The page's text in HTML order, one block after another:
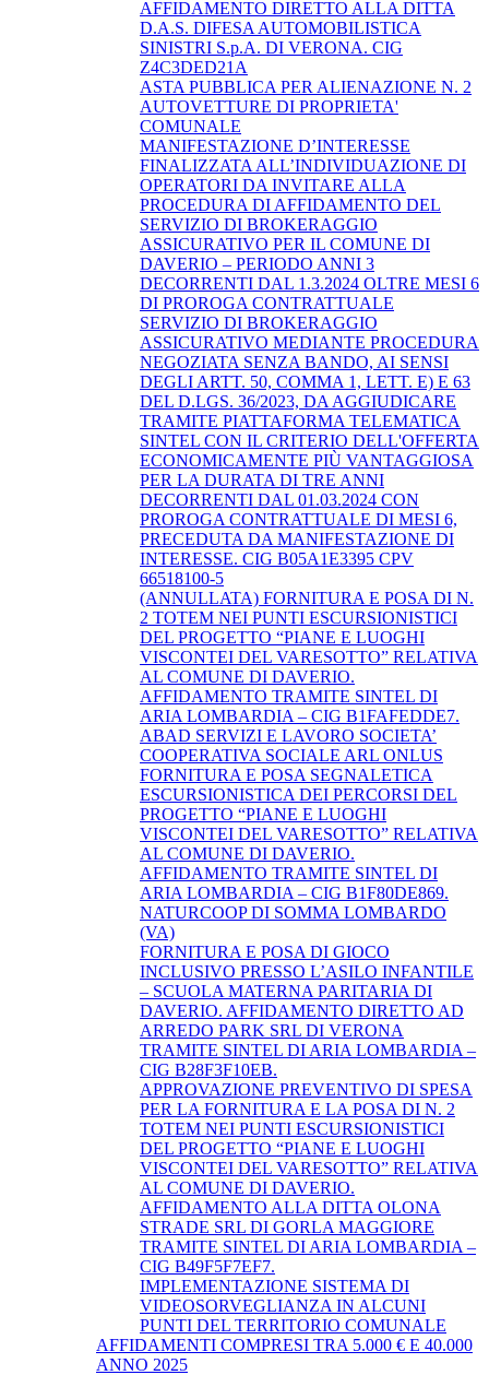
AFFIDAMENTO DIRETTO ALLA DITTA
D.A.S. DIFESA AUTOMOBILISTICA
SINISTRI S.p.A. DI VERONA. CIG
Z4C3DED21A
ASTA PUBBLICA PER ALIENAZIONE N. 2
AUTOVETTURE DI PROPRIETA'
COMUNALE
MANIFESTAZIONE D’INTERESSE
FINALIZZATA ALL’INDIVIDUAZIONE DI
OPERATORI DA INVITARE ALLA
PROCEDURA DI AFFIDAMENTO DEL
SERVIZIO DI BROKERAGGIO
ASSICURATIVO PER IL COMUNE DI
DAVERIO – PERIODO ANNI 3
DECORRENTI DAL 1.3.2024 OLTRE MESI 6
DI PROROGA CONTRATTUALE
SERVIZIO DI BROKERAGGIO
ASSICURATIVO MEDIANTE PROCEDURA
NEGOZIATA SENZA BANDO, AI SENSI
DEGLI ARTT. 50, COMMA 1, LETT. E) E 63
DEL D.LGS. 36/2023, DA AGGIUDICARE
TRAMITE PIATTAFORMA TELEMATICA
SINTEL CON IL CRITERIO DELL'OFFERTA
ECONOMICAMENTE PIÙ VANTAGGIOSA
PER LA DURATA DI TRE ANNI
DECORRENTI DAL 01.03.2024 CON
PROROGA CONTRATTUALE DI MESI 6,
PRECEDUTA DA MANIFESTAZIONE DI
INTERESSE. CIG B05A1E3395 CPV
66518100-5
(ANNULLATA) FORNITURA E POSA DI N.
2 TOTEM NEI PUNTI ESCURSIONISTICI
DEL PROGETTO “PIANE E LUOGHI
VISCONTEI DEL VARESOTTO” RELATIVA
AL COMUNE DI DAVERIO.
AFFIDAMENTO TRAMITE SINTEL DI
ARIA LOMBARDIA – CIG B1FAFEDDE7.
ABAD SERVIZI E LAVORO SOCIETA’
COOPERATIVA SOCIALE ARL ONLUS
FORNITURA E POSA SEGNALETICA
ESCURSIONISTICA DEI PERCORSI DEL
PROGETTO “PIANE E LUOGHI
VISCONTEI DEL VARESOTTO” RELATIVA
AL COMUNE DI DAVERIO.
AFFIDAMENTO TRAMITE SINTEL DI
ARIA LOMBARDIA – CIG B1F80DE869.
NATURCOOP DI SOMMA LOMBARDO
(VA)
FORNITURA E POSA DI GIOCO
INCLUSIVO PRESSO L’ASILO INFANTILE
– SCUOLA MATERNA PARITARIA DI
DAVERIO. AFFIDAMENTO DIRETTO AD
ARREDO PARK SRL DI VERONA
TRAMITE SINTEL DI ARIA LOMBARDIA –
CIG B28F3F10EB.
APPROVAZIONE PREVENTIVO DI SPESA
PER LA FORNITURA E LA POSA DI N. 2
TOTEM NEI PUNTI ESCURSIONISTICI
DEL PROGETTO “PIANE E LUOGHI
VISCONTEI DEL VARESOTTO” RELATIVA
AL COMUNE DI DAVERIO.
AFFIDAMENTO ALLA DITTA OLONA
STRADE SRL DI GORLA MAGGIORE
TRAMITE SINTEL DI ARIA LOMBARDIA –
CIG B49F5F7EF7.
IMPLEMENTAZIONE SISTEMA DI
VIDEOSORVEGLIANZA IN ALCUNI
PUNTI DEL TERRITORIO COMUNALE
AFFIDAMENTI COMPRESI TRA 5.000 € E 40.000
ANNO 2025